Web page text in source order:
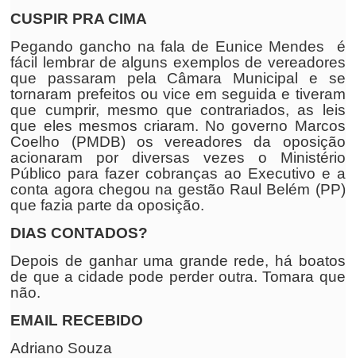
CUSPIR PRA CIMA
Pegando gancho na fala de Eunice Mendes é
fácil lembrar de alguns exemplos de vereadores
que passaram pela Câmara Municipal e se
tornaram prefeitos ou vice em seguida e tiveram
que cumprir, mesmo que contrariados, as leis
que eles mesmos criaram. No governo Marcos
Coelho (PMDB) os vereadores da oposição
acionaram por diversas vezes o Ministério
Público para fazer cobranças ao Executivo e a
conta agora chegou na gestão Raul Belém (PP)
que fazia parte da oposição.
DIAS CONTADOS?
Depois de ganhar uma grande rede, há boatos
de que a cidade pode perder outra. Tomara que
não.
EMAIL RECEBIDO
Adriano Souza